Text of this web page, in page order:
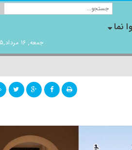
جمعه, 16 مرداد,1405
نما